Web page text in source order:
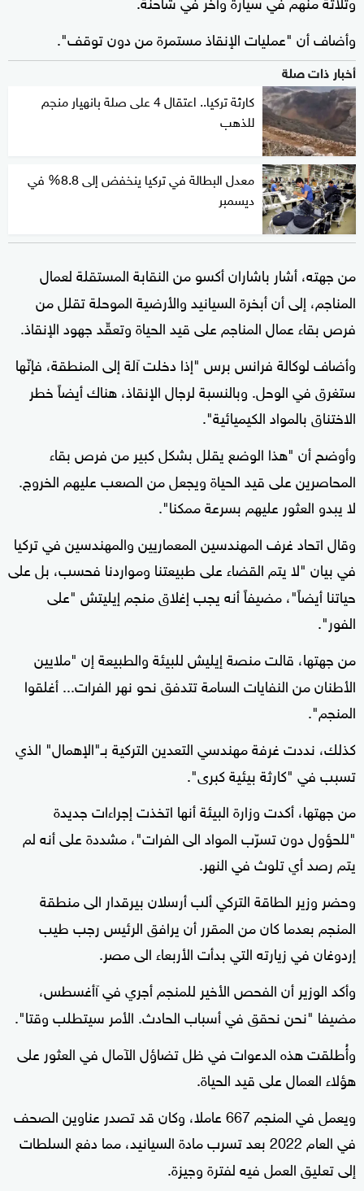
وأضاف أن "عمليات الإنقاذ مستمرة من دون توقف".
أخبار ذات صلة
كارثة تركيا.. اعتقال 4 على صلة بانهيار منجم
للذهب
معدل البطالة في تركيا ينخفض ​​إلى 8.8% في
ديسمبر
من جهته، أشار باشاران أكسو من النقابة المستقلة لعمال
المناجم، إلى أن أبخرة السيانيد والأرضية الموحلة تقلل من
فرص بقاء عمال المناجم على قيد الحياة وتعقّد جهود الإنقاذ.
وأضاف لوكالة فرانس برس "إذا دخلت آلة إلى المنطقة، فإنّها
ستغرق في الوحل. وبالنسبة لرجال الإنقاذ، هناك أيضاً خطر
الاختناق بالمواد الكيميائية".
وأوضح أن "هذا الوضع يقلل بشكل كبير من فرص بقاء
المحاصرين على قيد الحياة ويجعل من الصعب عليهم الخروج.
لا يبدو العثور عليهم بسرعة ممكنا".
وقال اتحاد غرف المهندسين المعماريين والمهندسين في تركيا
في بيان "لا يتم القضاء على طبيعتنا ومواردنا فحسب، بل على
حياتنا أيضاً"، مضيفاً أنه يجب إغلاق منجم إيليتش "على
الفور".
من جهتها، قالت منصة إيليش للبيئة والطبيعة إن "ملايين
الأطنان من النفايات السامة تتدفق نحو نهر الفرات... أغلقوا
المنجم".
كذلك، نددت غرفة مهندسي التعدين التركية بـ"الإهمال" الذي
تسبب في "كارثة بيئية كبرى".
من جهتها، أكدت وزارة البيئة أنها اتخذت إجراءات جديدة
"للحؤول دون تسرّب المواد الى الفرات"، مشددة على أنه لم
يتم رصد أي تلوث في النهر.
وحضر وزير الطاقة التركي ألب أرسلان بيرقدار الى منطقة
المنجم بعدما كان من المقرر أن يرافق الرئيس رجب طيب
إردوغان في زيارته التي بدأت الأربعاء الى مصر.
وأكد الوزير أن الفحص الأخير للمنجم أجري في آأغسطس،
مضيفا "نحن نحقق في أسباب الحادث. الأمر سيتطلب وقتا".
وأُطلقت هذه الدعوات في ظل تضاؤل الآمال في العثور على
هؤلاء العمال على قيد الحياة.
ويعمل في المنجم 667 عاملا، وكان قد تصدر عناوين الصحف
في العام 2022 بعد تسرب مادة السيانيد، مما دفع السلطات
إلى تعليق العمل فيه لفترة وجيزة.